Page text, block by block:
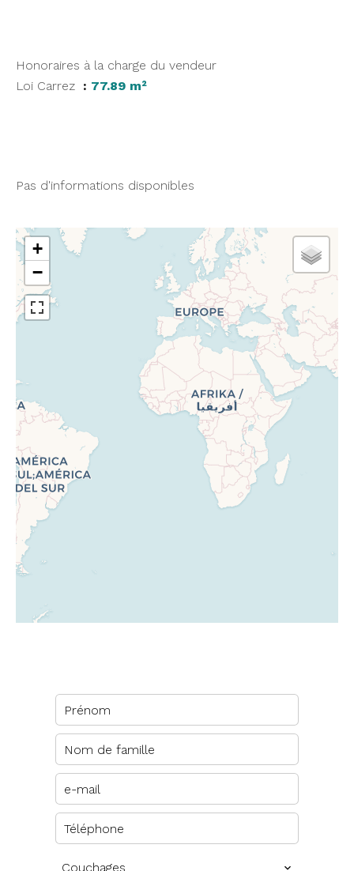
Honoraires à la charge du vendeur
Loi Carrez
77.89 m²
Pas d'informations disponibles
+
−
Couchages